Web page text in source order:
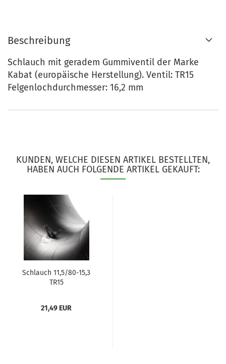
Beschreibung
Schlauch mit geradem Gummiventil der Marke
Kabat (europäische Herstellung). Ventil: TR15
Felgenlochdurchmesser: 16,2 mm
KUNDEN, WELCHE DIESEN ARTIKEL BESTELLTEN,
HABEN AUCH FOLGENDE ARTIKEL GEKAUFT:
Schlauch 11,5/80-15,3
TR15
21,49 EUR